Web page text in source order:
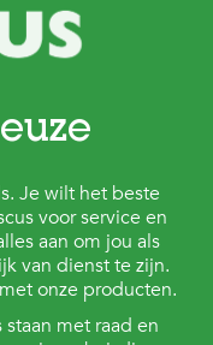
Je wilt het beste
voor service en
aan om jou als
van dienst te zijn.
onze producten.
met raad en